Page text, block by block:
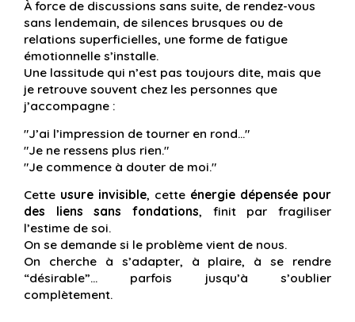
À force de discussions sans suite, de rendez-vous
sans lendemain, de silences brusques ou de
relations superficielles, une forme de fatigue
émotionnelle s’installe.
Une lassitude qui n’est pas toujours dite, mais que
je retrouve souvent chez les personnes que
j’accompagne :
"J’ai l’impression de tourner en rond…"
"Je ne ressens plus rien."
"Je commence à douter de moi."
Cette usure invisible, cette énergie dépensée pour
des liens sans fondations, finit par fragiliser
l’estime de soi.
On se demande si le problème vient de nous.
On cherche à s’adapter, à plaire, à se rendre
“désirable”… parfois jusqu’à s’oublier
complètement.